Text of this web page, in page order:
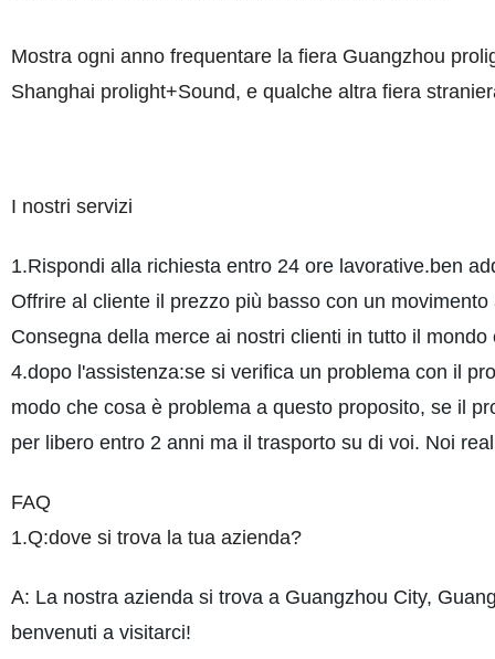
Mostra ogni anno frequentare la fiera Guangzhou
Shanghai prolight+Sound, e qualche altra fiera
I nostri servizi
1.Rispondi alla richiesta entro 24 ore lavorative.ben
Offrire al cliente il prezzo più basso con un
Consegna della merce ai nostri clienti in tutto il
4.dopo l'assistenza:se si verifica un problema con il
modo che cosa è problema a questo proposito, se il
per libero entro 2 anni ma il trasporto su di voi. Noi
FAQ
1.Q:dove si trova la tua azienda?
A: La nostra azienda si trova a Guangzhou City,
benvenuti a visitarci!